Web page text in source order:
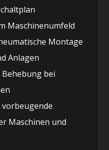
Maschinenumfeld
Montage
Anlagen
bei
Maschinen und